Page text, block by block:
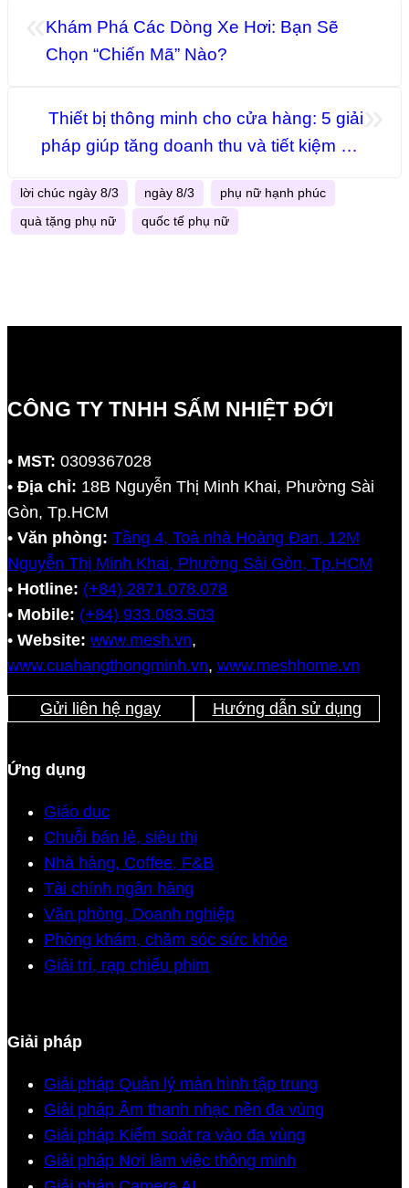
Khám Phá Các Dòng Xe Hơi: Bạn Sẽ
Chọn “Chiến Mã” Nào?
Thiết bị thông minh cho cửa hàng: 5 giải
pháp giúp tăng doanh thu và tiết kiệm chi
lời chúc ngày 8/3 ngày 8/3 phụ nữ hạnh phúc
quà tặng phụ nữ quốc tế phụ nữ
CÔNG TY TNHH SẤM NHIỆT ĐỚI
• MST: 0309367028
• Địa chỉ: 18B Nguyễn Thị Minh Khai, Phường Sài
Gòn, Tp.HCM
• Văn phòng: Tầng 4, Toà nhà Hoàng Đan, 12M
Nguyễn Thị Minh Khai, Phường Sài Gòn, Tp.HCM
• Hotline: (+84) 2871.078.078
• Mobile: (+84) 933.083.503
• Website: www.mesh.vn,
www.cuahangthongminh.vn, www.meshhome.vn
Gửi liên hệ ngay Hướng dẫn sử dụng
Ứng dụng
Giáo dục
Chuỗi bán lẻ, siêu thị
Nhà hàng, Coffee, F&B
Tài chính ngân hàng
Văn phòng, Doanh nghiệp
Phòng khám, chăm sóc sức khỏe
Giải trí, rạp chiếu phim
Giải pháp
Giải pháp Quản lý màn hình tập trung
Giải pháp Âm thanh nhạc nền đa vùng
Giải pháp Kiểm soát ra vào đa vùng
Giải pháp Nơi làm việc thông minh